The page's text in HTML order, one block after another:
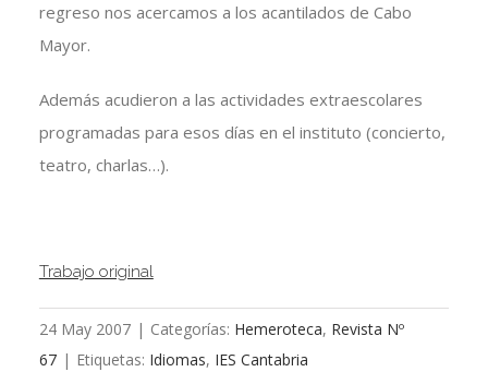
regreso nos acercamos a los acantilados de Cabo
Mayor.
Además acudieron a las actividades extraescolares
programadas para esos días en el instituto (concierto,
teatro, charlas…).
Trabajo original
24 May 2007 | Categorías: Hemeroteca, Revista Nº
67 | Etiquetas: Idiomas, IES Cantabria